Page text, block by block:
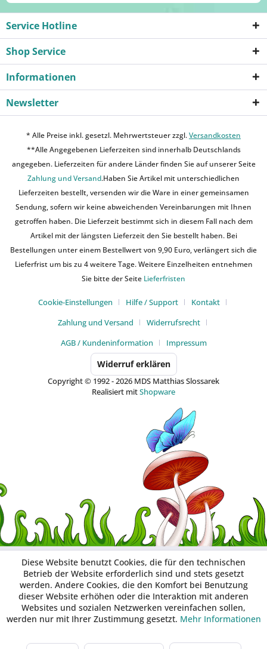
Service Hotline
Shop Service
Informationen
Newsletter
* Alle Preise inkl. gesetzl. Mehrwertsteuer zzgl.Versandkosten
**Alle Angegebenen Lieferzeiten sind innerhalb Deutschlands
angegeben. Lieferzeiten für andere Länder finden Sie auf unserer Seite
Zahlung und Versand.Haben Sie Artikel mit unterschiedlichen
Lieferzeiten bestellt, versenden wir die Ware in einer gemeinsamen
Sendung, sofern wir keine abweichenden Vereinbarungen mit Ihnen
getroffen haben. Die Lieferzeit bestimmt sich in diesem Fall nach dem
Artikel mit der längsten Lieferzeit den Sie bestellt haben. Bei
Bestellungen unter einem Bestellwert von 9,90 Euro, verlängert sich die
Lieferfrist um bis zu 4 weitere Tage. Weitere Einzelheiten entnehmen
Sie bitte der Seite Lieferfristen
Cookie-Einstellungen Hilfe / Support
Kontakt
Zahlung und Versand
Widerrufsrecht
AGB / Kundeninformation
Impressum
Widerruf erklären
Copyright © 1992 - 2026 MDS Matthias Slossarek
Realisiert mitShopware
Diese Website benutzt Cookies, die für den technischen
Betrieb der Website erforderlich sind und stets gesetzt
werden. Andere Cookies, die den Komfort bei Benutzung
dieser Website erhöhen oder die Interaktion mit anderen
Websites und sozialen Netzwerken vereinfachen sollen,
werden nur mit Ihrer Zustimmung gesetzt. Mehr Informationen